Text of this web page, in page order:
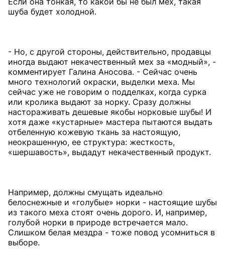
шуба будет холодной.
- Но, с другой стороны, действительно, продавцы
иногда выдают некачественный мех за «модный», -
комментирует Галина Аносова. - Сейчас очень
много технологий окраски, выделки меха. Мы
сейчас уже не говорим о подделках, когда сурка
или кролика выдают за норку. Сразу должны
настораживать дешевые якобы норковые шубы! И
хотя даже «кустарные» мастера пытаются выдать
отбеленную кожевую ткань за настоящую,
неокрашенную, ее структура: жесткость,
«шершавость», выдадут некачественный продукт.
Например, должны смущать идеально
белоснежные и «голубые» норки - настоящие шубы
из такого меха стоят очень дорого. И, например,
голубой норки в природе встречается мало.
Слишком белая мездра - тоже повод усомниться в
выборе.